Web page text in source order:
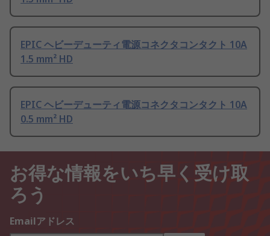
EPIC ヘビーデューティ電源コネクタコンタクト 10A
1.5 mm² HD
EPIC ヘビーデューティ電源コネクタコンタクト 10A
0.5 mm² HD
お得な情報をいち早く受け取
ろう
Emailアドレス